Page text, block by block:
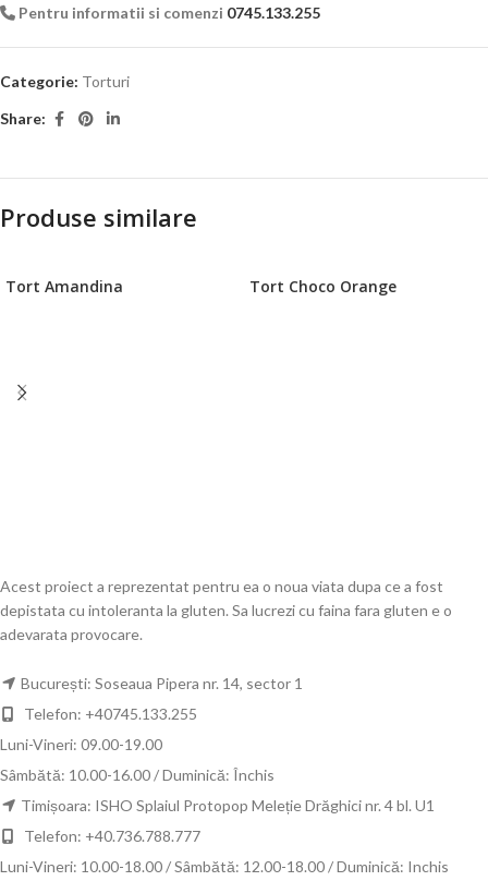
Pentru informatii si comenzi 0745.133.255
Categorie: Torturi
Share:
Produse similare
Tort Amandina Tort Choco Orange
Acest proiect a reprezentat pentru ea o noua viata dupa ce a fost
depistata cu intoleranta la gluten. Sa lucrezi cu faina fara gluten e o
adevarata provocare.
București: Soseaua Pipera nr. 14, sector 1
Telefon: +40745.133.255
Luni-Vineri: 09.00-19.00
Sâmbătă: 10.00-16.00 / Duminică: Închis
Timișoara: ISHO Splaiul Protopop Meleție Drăghici nr. 4 bl. U1
Telefon: +40.736.788.777
Luni-Vineri: 10.00-18.00 / Sâmbătă: 12.00-18.00 / Duminică: Inchis